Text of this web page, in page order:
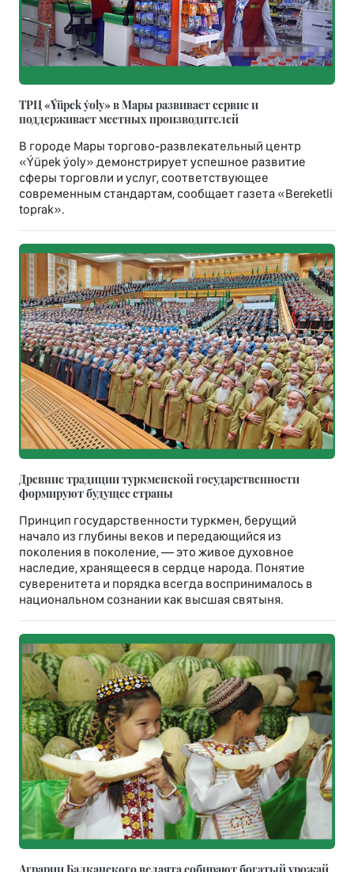
ТРЦ «Ýüpek ýoly» в Мары развивает сервис и
поддерживает местных производителей
В городе Мары торгово-развлекательный центр
«Ýüpek ýoly» демонстрирует успешное развитие
сферы торговли и услуг, соответствующее
современным стандартам, сообщает газета «Bereketli
toprak».
Древние традиции туркменской государственности
формируют будущее страны
Принцип государственности туркмен, берущий
начало из глубины веков и передающийся из
поколения в поколение, — это живое духовное
наследие, хранящееся в сердце народа. Понятие
суверенитета и порядка всегда воспринималось в
национальном сознании как высшая святыня.
Аграрии Балканского велаята собирают богатый урожай